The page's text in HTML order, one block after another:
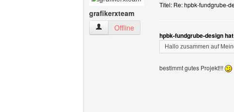
grafikerxteam
grafikerxteam Benutzer-Profile anzeigen
Offline
Titel: Re: hpbk-fundgrube-
hpbk-fundgrube-design
Hallo zusammen auf
bestimmt gutes Projekt!!!